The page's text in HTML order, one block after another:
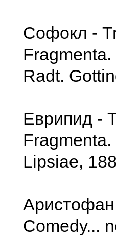
Софокл -
Radt.
Еврипид -
Lipsiae,
Comedy...